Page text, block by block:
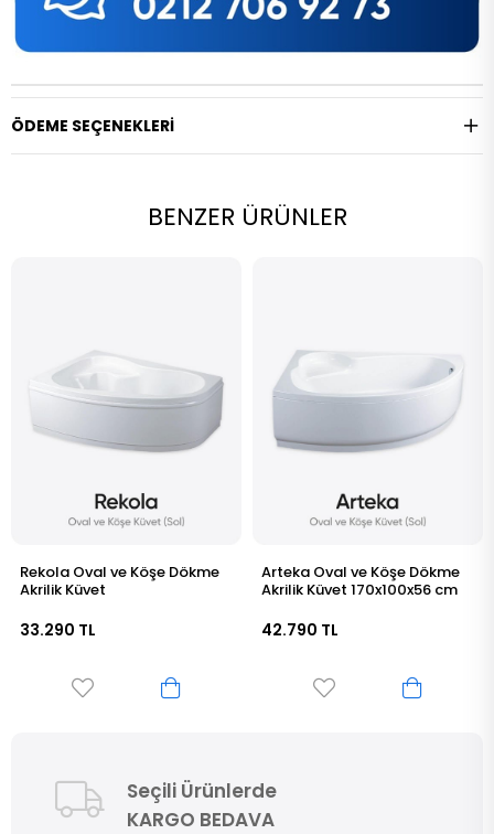
ÖDEME SEÇENEKLERI
BENZER ÜRÜNLER
Dökme
Arteka Oval ve Köşe Dökme
Akrilik Küvet 170x100x56 cm
Glosa Oval ve
Akrilik Küvet
Seçili Ürünlerde
KARGO BEDAVA